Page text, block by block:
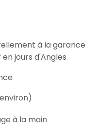
à la garance
jours d'Angles.
à la main